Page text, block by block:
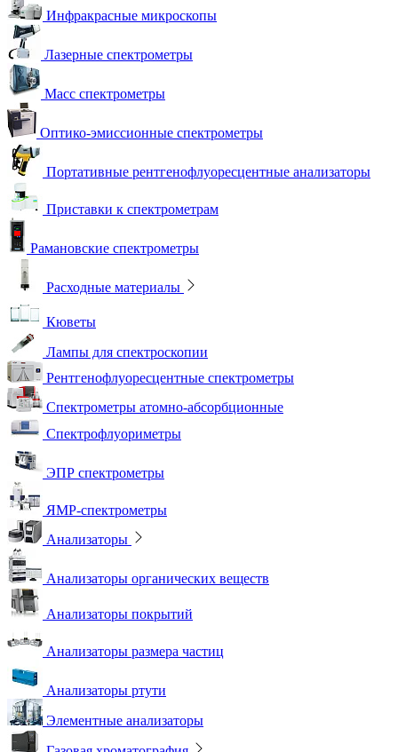
Инфракрасные микроскопы
Лазерные спектрометры
Масс спектрометры
Оптико-эмиссионные спектрометры
Портативные рентгенофлуоресцентные анализаторы
Приставки к спектрометрам
Рамановские спектрометры
Расходные материалы
Кюветы
Лампы для спектроскопии
Рентгенофлуоресцентные спектрометры
Спектрометры атомно-абсорбционные
Спектрофлуориметры
ЭПР спектрометры
ЯМР-спектрометры
Анализаторы
Анализаторы органических веществ
Анализаторы покрытий
Анализаторы размера частиц
Анализаторы ртути
Элементные анализаторы